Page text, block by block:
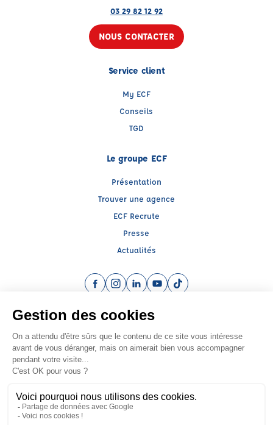
03 29 82 12 92
NOUS CONTACTER
Service client
My ECF
Conseils
TGD
Le groupe ECF
Présentation
Trouver une agence
ECF Recrute
Presse
Actualités
Facebook (nouvelle fenêtre)
Instagram (nouvelle fenêtre)
LinkedIn (nouvelle fenêtre)
YouTube (nouvelle fenêtre)
TikTok (nouvelle
Raison sociale : BRECHE - Capital social: 13000€
Agrément n°E0708804140
Siège social : 36 RUE DU DOCTEUR MICHEL GUILLET , VESOUL (70000) -
Représentant légal : Xavier BRECHE